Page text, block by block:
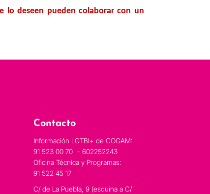
lo deseen pueden colaborar con un
Contacto
Información LGTBI+ de COGAM:
91 523 00 70 – 602252243
Oficina Técnica y Programas:
91 522 45 17
C/ de La Puebla, 9 (esquina a C/